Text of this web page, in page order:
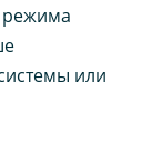
режима
или